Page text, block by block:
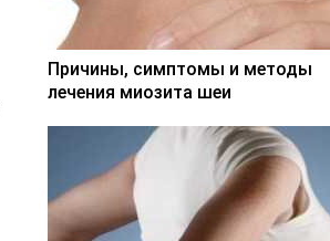
Причины, симптомы и методы
лечения миозита шеи